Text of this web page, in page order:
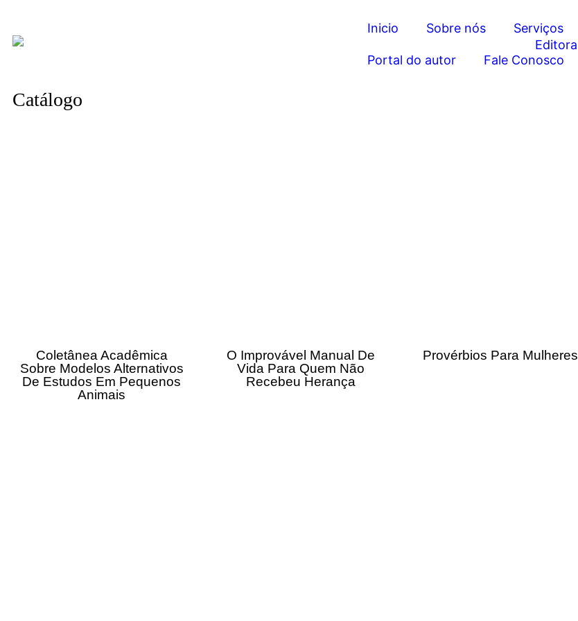
Inicio Sobre nós Serviços
Portal do autor Fale Conosco
Catálogo
Coletânea Acadêmica
Sobre Modelos Alternativos
De Estudos Em Pequenos
Animais
O Improvável Manual De
Vida Para Quem Não
Recebeu Herança
Provérbios Para Mulheres